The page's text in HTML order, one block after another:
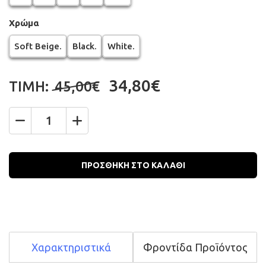
Χρώμα
Soft Beige. Black. White.
ΤΙΜΗ: 45,00€ 34,80€
ΠΡΟΣΘΗΚΗ ΣΤΟ ΚΑΛΑΘΙ
Χαρακτηριστικά Φροντίδα Προϊόντος